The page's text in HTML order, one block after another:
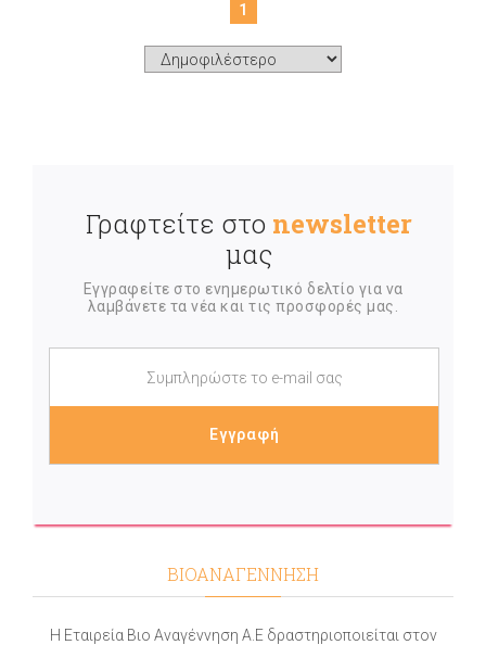
1
Γραφτείτε στο newsletter
μας
Εγγραφείτε στο ενημερωτικό δελτίο για να
λαμβάνετε τα νέα και τις προσφορές μας.
ΒΙΟΑΝΑΓΕΝΝΗΣΗ
Η Εταιρεία Βιο Αναγέννηση Α.Ε δραστηριοποιείται στον